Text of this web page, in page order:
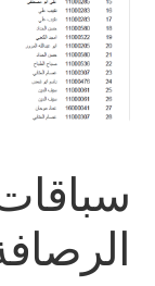
الرصافة 2024 /